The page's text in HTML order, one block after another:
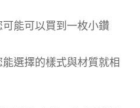
能可以買到一枚小鑽
選擇的樣式與材質就相